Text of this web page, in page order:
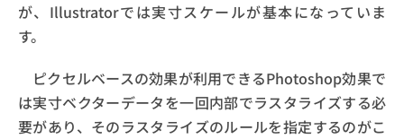
が、Illustratorでは実寸スケールが基本になっていま
す。
ピクセルベースの効果が利用できるPhotoshop効果で
は実寸ベクターデータを一回内部でラスタライズする必
要があり、そのラスタライズのルールを指定するのがこ